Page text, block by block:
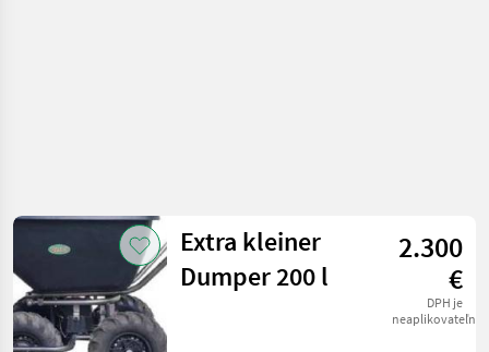
Extra kleiner
Dumper 200 l
2.300
€
DPH je
neaplikovateľné